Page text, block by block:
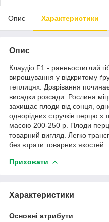
Опис Характеристики
Опис
Клаудіо F1 - ранньостиглий
вирощування у відкритому
теплицях. Дозрівання
висадки розсади. Рослина
захищає плоди від сонця,
однорідних стручків перцю з
масою 200-250 р. Плоди
товарний вигляд. Легко
без втрати товарних якостей.
Приховати
Характеристики
Основні атрибути